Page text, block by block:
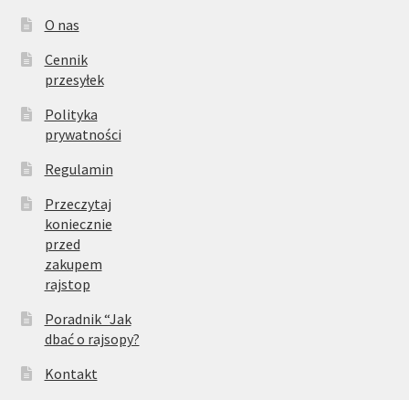
O nas
Cennik
przesyłek
Polityka
prywatności
Regulamin
Przeczytaj
koniecznie
przed
zakupem
rajstop
Poradnik “Jak
dbać o rajsopy?
Kontakt